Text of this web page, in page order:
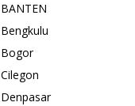
BANTEN
Bengkulu
Bogor
Cilegon
Denpasar